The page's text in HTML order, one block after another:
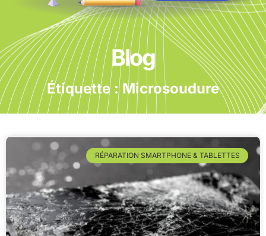
Blog
Étiquette : Microsoudure
RÉPARATION SMARTPHONE & TABLETTES